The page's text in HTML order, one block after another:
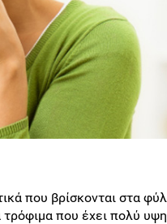
που βρίσκονται στα
που έχει πολύ